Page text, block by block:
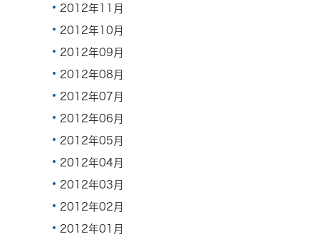
2012年11月
2012年10月
2012年09月
2012年08月
2012年07月
2012年06月
2012年05月
2012年04月
2012年03月
2012年02月
2012年01月